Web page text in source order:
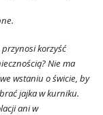
korzyść
Nie ma
wstaniu o świcie, by
jajka w kurniku.
ani w